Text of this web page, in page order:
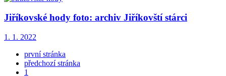
Jiříkovské hody foto: archiv Jiříkovští stárci
1. 1. 2022
první stránka
předchozí stránka
1